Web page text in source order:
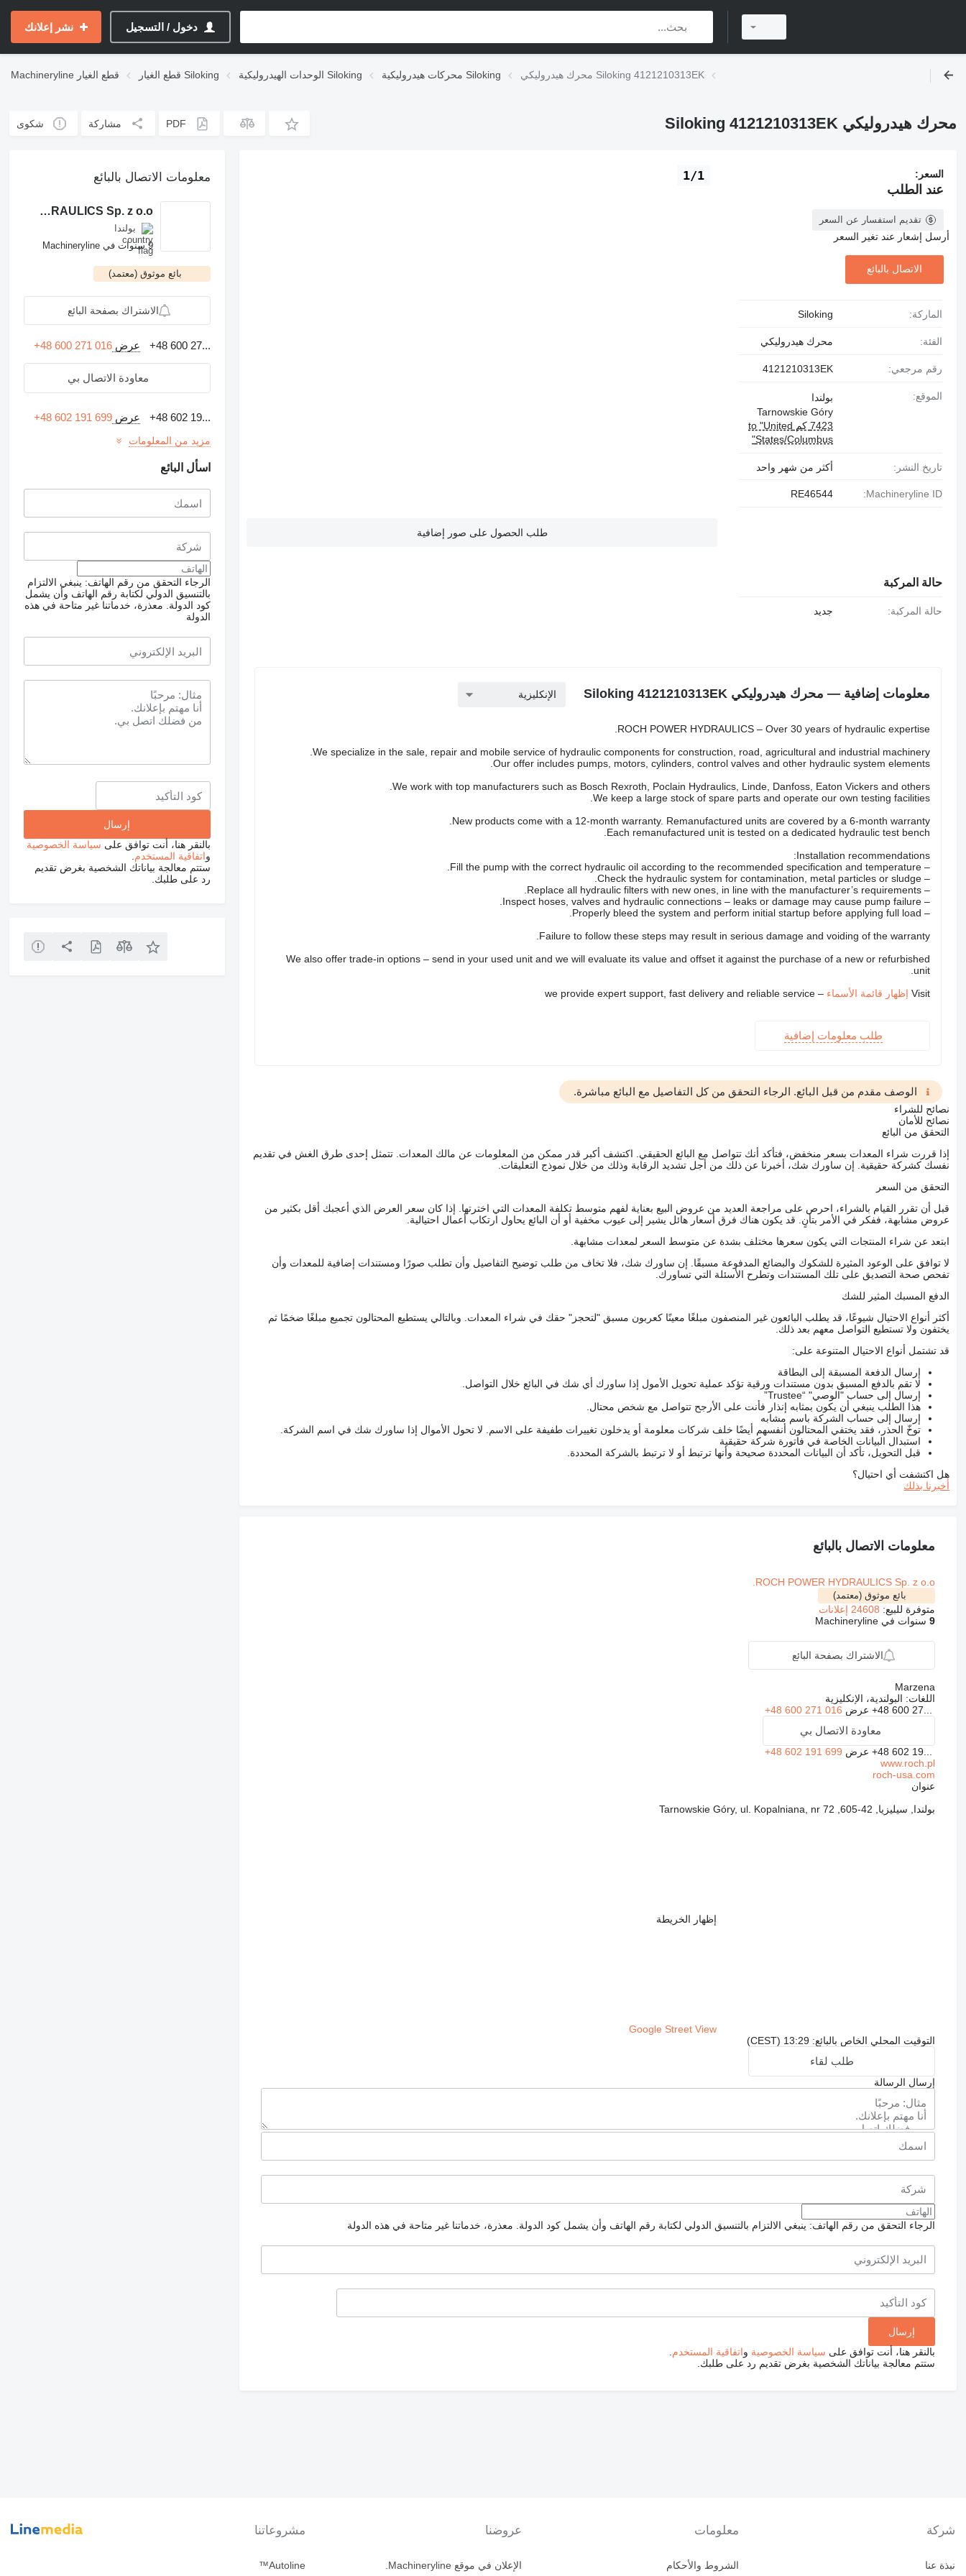
دخول / التسجيل نشر إعلانك
Machineryline قطع الغيار قطع الغيار Siloking الوحدات الهيدروليكية Siloking محركات هيدروليكية Siloking محرك هيدروليكي Siloking 4121210313EK
محرك هيدروليكي Siloking 4121210313EK PDF مشاركة شكوى
1/1
طلب الحصول على صور إضافية
السعر:
عند الطلب
تقديم استفسار عن السعر
أرسل إشعار عند تغير السعر
الاتصال بالبائع
الماركة: Siloking
الفئة: محرك هيدروليكي
رقم مرجعي: 4121210313EK
الموقع:
بولندا
Tarnowskie Góry
7423 كم to "United
States/Columbus"
تاريخ النشر: أكثر من شهر واحد
Machineryline ID:
RE46544
حالة المركبة
حالة المركبة: جديد
معلومات إضافية — محرك هيدروليكي Siloking 4121210313EK الإنكليزية
ROCH POWER HYDRAULICS – Over 30 years of hydraulic expertise.
We specialize in the sale, repair and mobile service of hydraulic components for construction, road, agricultural and industrial machinery.
Our offer includes pumps, motors, cylinders, control valves and other hydraulic system elements.
We work with top manufacturers such as Bosch Rexroth, Poclain Hydraulics, Linde, Danfoss, Eaton Vickers and others.
We keep a large stock of spare parts and operate our own testing facilities.
New products come with a 12-month warranty. Remanufactured units are covered by a 6-month warranty.
Each remanufactured unit is tested on a dedicated hydraulic test bench.
Installation recommendations:
– Fill the pump with the correct hydraulic oil according to the recommended specification and temperature.
– Check the hydraulic system for contamination, metal particles or sludge.
– Replace all hydraulic filters with new ones, in line with the manufacturer’s requirements.
– Inspect hoses, valves and hydraulic connections – leaks or damage may cause pump failure.
– Properly bleed the system and perform initial startup before applying full load.
Failure to follow these steps may result in serious damage and voiding of the warranty.
We also offer trade-in options – send in your used unit and we will evaluate its value and offset it against the purchase of a new or refurbished
unit.
Visit إظهار قائمة الأسماء – we provide expert support, fast delivery and reliable service
طلب معلومات إضافية
الوصف مقدم من قبل البائع. الرجاء التحقق من كل التفاصيل مع البائع مباشرة.
نصائح للشراء
نصائح للأمان
التحقق من البائع
إذا قررت شراء المعدات بسعر منخفض، فتأكد أنك تتواصل مع البائع الحقيقي. اكتشف أكبر قدر ممكن من المعلومات عن مالك المعدات. تتمثل إحدى طرق الغش في تقديم
نفسك كشركة حقيقية. إن ساورك شك، أخبرنا عن ذلك من أجل تشديد الرقابة وذلك من خلال نموذج التعليقات.
التحقق من السعر
قبل أن تقرر القيام بالشراء، احرص على مراجعة العديد من عروض البيع بعناية لفهم متوسط تكلفة المعدات التي اخترتها. إذا كان سعر العرض الذي أعجبك أقل بكثير من
عروض مشابهة، ففكر في الأمر بتأنٍ. قد يكون هناك فرق أسعار هائل يشير إلى عيوب مخفية أو أن البائع يحاول ارتكاب أعمال احتيالية.
ابتعد عن شراء المنتجات التي يكون سعرها مختلف بشدة عن متوسط السعر لمعدات مشابهة.
لا توافق على الوعود المثيرة للشكوك والبضائع المدفوعة مسبقًا. إن ساورك شك، فلا تخاف من طلب توضيح التفاصيل وأن تطلب صورًا ومستندات إضافية للمعدات وأن
تفحص صحة التصديق على تلك المستندات وتطرح الأسئلة التي تساورك.
الدفع المسبك المثير للشك
أكثر أنواع الاحتيال شيوعًا، قد يطلب البائعون غير المنصفون مبلغًا معينًا كعربون مسبق "لتحجز" حقك في شراء المعدات. وبالتالي يستطيع المحتالون تجميع مبلغًا ضخمًا ثم
يختفون ولا تستطيع التواصل معهم بعد ذلك.
قد تشتمل أنواع الاحتيال المتنوعة على:
إرسال الدفعة المسبقة إلى البطاقة
لا تقم بالدفع المسبق بدون مستندات ورقية تؤكد عملية تحويل الأمول إذا ساورك أي شك في البائع خلال التواصل.
إرسال إلى حساب "الوصي" “Trustee”
هذا الطلب ينبغي أن يكون بمثابه إنذار فأنت على الأرجح تتواصل مع شخص محتال.
إرسال إلى حساب الشركة باسم مشابه
توخّ الحذر، فقد يختفي المحتالون أنفسهم أيضًا خلف شركات معلومة أو يدخلون تغييرات طفيفة على الاسم. لا تحول الأموال إذا ساورك شك في اسم الشركة.
استبدال البيانات الخاصة في فاتورة شركة حقيقية
قبل التحويل، تأكد أن البيانات المحددة صحيحة وأنها ترتبط أو لا ترتبط بالشركة المحددة.
هل اكتشفت أي احتيال؟
أخبرنا بذلك
معلومات الاتصال بالبائع
ROCH POWER HYDRAULICS Sp. z o.o.
بائع موثوق (معتمد)
متوفرة للبيع: 24608 إعلانات
9سنوات في Machineryline
الاشتراك بصفحة البائع
Marzena
اللغات: البولندية، الإنكليزية
+48 600 27... عرض +48 600 271 016
معاودة الاتصال بي
+48 602 19... عرض +48 602 191 699
www.roch.pl
roch-usa.com
عنوان
بولندا, سيليزيا, 42-605, Tarnowskie Góry, ul. Kopalniana, nr 72
إظهار الخريطة
Google Street View
التوقيت المحلي الخاص بالبائع: 13:29 (CEST)
طلب لقاء
إرسال الرسالة
الرجاء التحقق من رقم الهاتف: ينبغي الالتزام بالتنسيق الدولي لكتابة رقم الهاتف وأن يشمل كود الدولة. معذرة، خدماتنا غير متاحة في هذه الدولة
بالنقر هنا، أنت توافق على سياسة الخصوصية واتفاقية المستخدم
ستتم معالجة بياناتك الشخصية بغرض تقديم رد على طلبك.
معلومات الاتصال بالبائع
ROCH POWER HYDRAULICS Sp. z o.o.
بولندا
9 سنوات في Machineryline
بائع موثوق (معتمد)
الاشتراك بصفحة البائع
+48 600 27... عرض+48 600 271 016
معاودة الاتصال بي
+48 602 19... عرض+48 602 191 699
مزيد من المعلومات
اسأل البائع
الرجاء التحقق من رقم الهاتف: ينبغي الالتزام
بالتنسيق الدولي لكتابة رقم الهاتف وأن يشمل
كود الدولة.
معذرة، خدماتنا غير متاحة في هذه
الدولة
بالنقر هنا، أنت توافق على سياسة الخصوصية
واتفاقية المستخدم
ستتم معالجة بياناتك الشخصية بغرض تقديم
رد على طلبك.
شركة
نبذة عنا
معلومات
الشروط والأحكام
عروضنا
الإعلان في موقع Machineryline.
مشروعاتنا
Autoline™